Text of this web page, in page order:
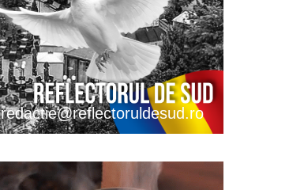
redactie@reflectoruldesud.ro